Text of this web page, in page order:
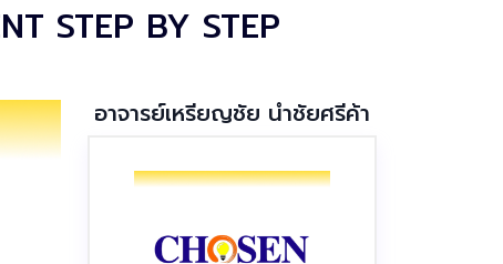
STEP BY STEP
อาจารย์เหรียญชัย นำชัยศรีค้า